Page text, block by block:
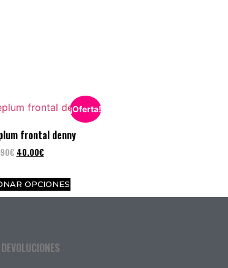
¡Oferta!
frontal denny
€ 40.00€
OPCIONES